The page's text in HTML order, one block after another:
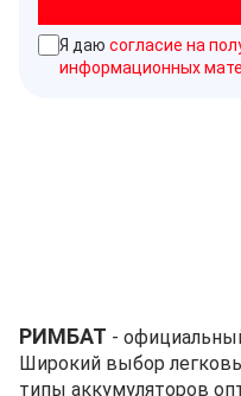
Я даю согласие на
информационных
РИМБАТ -
Широкий выбор
типы аккумуляторов